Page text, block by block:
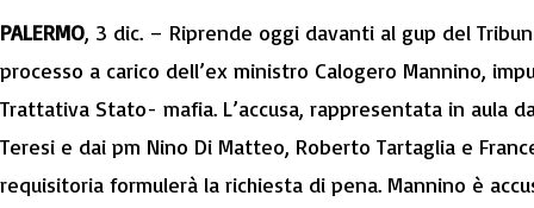
PALERMO, 3 dic. – Riprende oggi davanti al gup del
processo a carico dell’ex ministro Calogero Mannino,
Trattativa Stato- mafia. L’accusa, rappresentata in aula
Teresi e dai pm Nino Di Matteo, Roberto Tartaglia e
requisitoria formulerà la richiesta di pena. Mannino è